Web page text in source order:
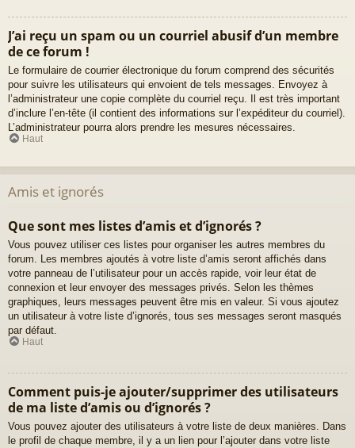
J’ai reçu un spam ou un courriel abusif d’un membre
de ce forum !
Le formulaire de courrier électronique du forum comprend des sécurités
pour suivre les utilisateurs qui envoient de tels messages. Envoyez à
l’administrateur une copie complète du courriel reçu. Il est très important
d’inclure l’en-tête (il contient des informations sur l’expéditeur du courriel).
L’administrateur pourra alors prendre les mesures nécessaires.
Haut
Amis et ignorés
Que sont mes listes d’amis et d’ignorés ?
Vous pouvez utiliser ces listes pour organiser les autres membres du
forum. Les membres ajoutés à votre liste d’amis seront affichés dans
votre panneau de l’utilisateur pour un accès rapide, voir leur état de
connexion et leur envoyer des messages privés. Selon les thèmes
graphiques, leurs messages peuvent être mis en valeur. Si vous ajoutez
un utilisateur à votre liste d’ignorés, tous ses messages seront masqués
par défaut.
Haut
Comment puis-je ajouter/supprimer des utilisateurs
de ma liste d’amis ou d’ignorés ?
Vous pouvez ajouter des utilisateurs à votre liste de deux manières. Dans
le profil de chaque membre, il y a un lien pour l’ajouter dans votre liste